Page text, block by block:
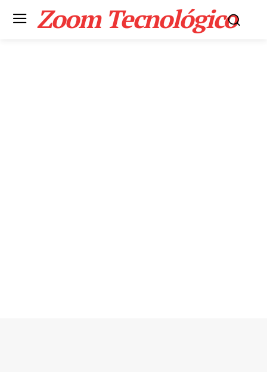
Zoom Tecnológico